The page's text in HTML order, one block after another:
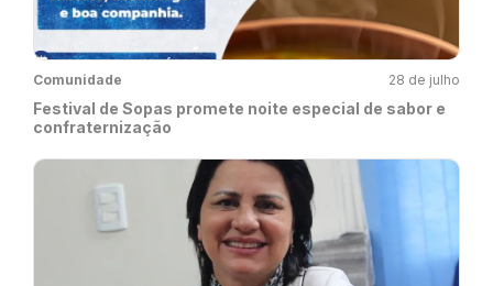
Comunidade 28 de julho
Festival de Sopas promete noite especial de sabor e
confraternização